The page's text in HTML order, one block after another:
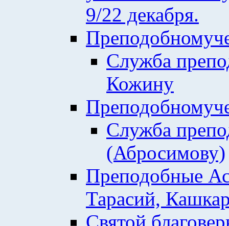
9/22 декабря.
Служба
Кожину
Служба
(Абросимову)
Преподобные
Тарасий,